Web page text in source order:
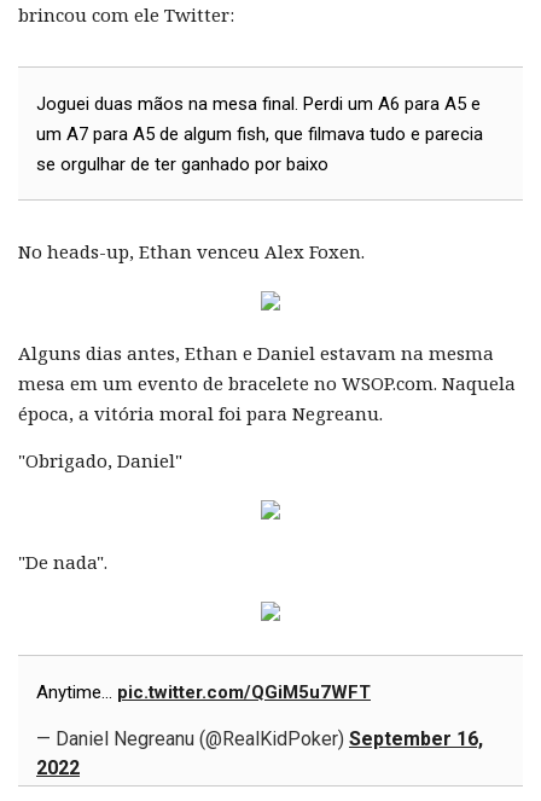
brincou com ele Twitter:
Joguei duas mãos na mesa final. Perdi um A6 para A5 e
um A7 para A5 de algum fish, que filmava tudo e parecia
se orgulhar de ter ganhado por baixo
No heads-up, Ethan venceu Alex Foxen.
Alguns dias antes, Ethan e Daniel estavam na mesma
mesa em um evento de bracelete no WSOP.com. Naquela
época, a vitória moral foi para Negreanu.
"Obrigado, Daniel"
"De nada".
Anytime… pic.twitter.com/QGiM5u7WFT
— Daniel Negreanu (@RealKidPoker) September 16,
2022